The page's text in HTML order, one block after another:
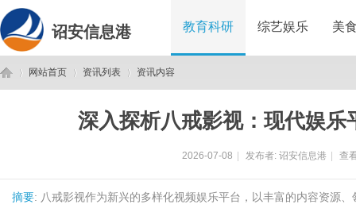
诏安信息港 教育科研 综艺娱乐 美
网站首页 资讯列表 资讯内容
深入探析八戒影视：现代娱
2026-07-08 发布者: 诏安信息港 查
摘要: 八戒影视作为新兴的多样化视频娱乐平台，以丰富的内容资源